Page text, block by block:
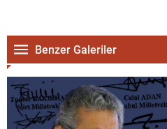
Benzer Galeriler